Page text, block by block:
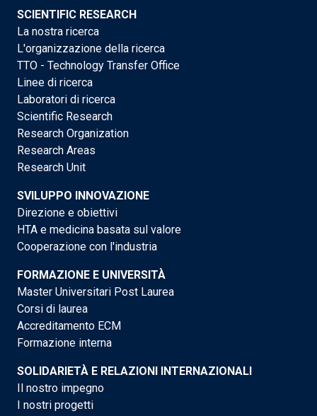
SCIENTIFIC RESEARCH
La nostra ricerca
L'organizzazione della ricerca
TTO - Technology Transfer Office
Linee di ricerca
Laboratori di ricerca
Scientific Research
Research Organization
Research Areas
Research Unit
SVILUPPO INNOVAZIONE
Direzione e obiettivi
HTA e medicina basata sul valore
Cooperazione con l'industria
FORMAZIONE E UNIVERSITÀ
Master Universitari Post Laurea
Corsi di laurea
Accreditamento ECM
Formazione interna
SOLIDARIETÀ E RELAZIONI INTERNAZIONALI
Il nostro impegno
I nostri progetti